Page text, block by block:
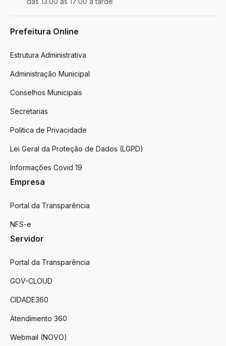
Prefeitura Online
Estrutura Administrativa
Administração Municipal
Conselhos Municipais
Secretarias
Politica de Privacidade
Lei Geral da Proteção de Dados (LGPD)
Informações Covid 19
Empresa
Portal da Transparência
NFS-e
Servidor
Portal da Transparência
GOV-CLOUD
CIDADE360
Atendimento 360
Webmail (NOVO)